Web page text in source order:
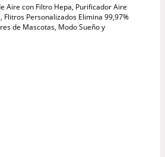
Aire con Filtro Hepa, Purificador Aire
Flitros Personalizados Elimina 99,97%
de Mascotas, Modo Sueño y